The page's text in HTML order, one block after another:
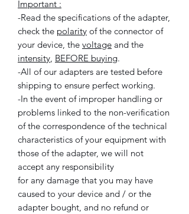
Important :
-Read the specifications of the adapter,
check the polarity of the connector of
your device, the voltage and the
intensity BEFORE buying.
-All of our adapters are tested before
shipping to ensure perfect working.
-In the event of improper handling or
problems linked to the non-verification
of the correspondence of the technical
characteristics of your equipment with
those of the adapter, we will not
accept any responsibility
for any damage that you may have
caused to your device and / or the
adapter bought, and no refund or